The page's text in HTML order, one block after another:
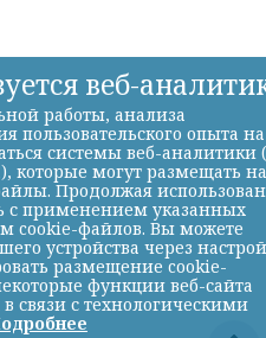
веб-
работы, анализа
пользовательского опыта на
системы веб-аналитики
которые могут размещать на
Продолжая
с применением указанных
cookie-файлов. Вы можете
устройства через
размещение cookie-
функции веб-сайта
связи с технологическими